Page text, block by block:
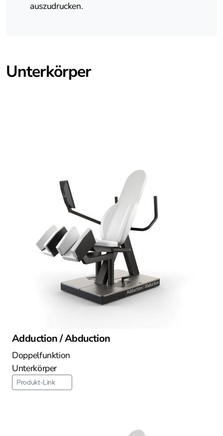
auszudrucken.
Unterkörper
Adduction / Abduction
Doppelfunktion
Unterkörper
Produkt-Link